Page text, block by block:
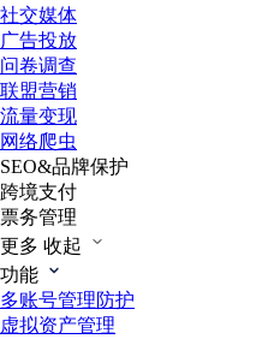
社交媒体
广告投放
问卷调查
联盟营销
流量变现
网络爬虫
SEO&品牌保护
跨境支付
票务管理
更多 收起
功能
多账号管理防护
虚拟资产管理